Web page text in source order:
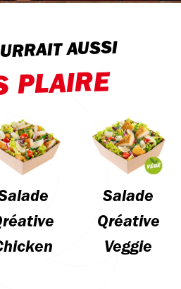
AUSSI
PLAIRE
Salade
Qréative
Veggie